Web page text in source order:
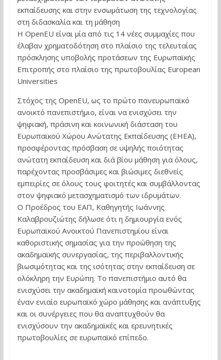
εκπαίδευσης και στην ενσωμάτωση της τεχνολογίας
στη διδασκαλία και τη μάθηση
Η OpenEU είναι μία από τις 14 νέες συμμαχίες που
έλαβαν χρηματοδότηση στο πλαίσιο της τελευταίας
πρόσκλησης υποβολής προτάσεων της Ευρωπαϊκής
Επιτροπής στο πλαίσιο της πρωτοβουλίας European
Universities
Στόχος της OpenEU, ως το πρώτο πανευρωπαϊκό
ανοικτό πανεπιστήμιο, είναι να ενισχύσει την
ψηφιακή, πράσινη και κοινωνική διάσταση του
Ευρωπαϊκού Χώρου Ανώτατης Εκπαίδευσης (EHEA),
προσφέροντας πρόσβαση σε υψηλής ποιότητας
ανώτατη εκπαίδευση και διά βίου μάθηση για όλους,
παρέχοντας προσβάσιμες και βιώσιμες διεθνείς
εμπειρίες σε όλους τους φοιτητές και συμβάλλοντας
στον ψηφιακό μετασχηματισμό των ιδρυμάτων.
Ο Προέδρος του ΕΑΠ, Καθηγητής Ιωάννης
Καλαβρουζιώτης δήλωσε ότι η δημιουργία ενός
Ευρωπαϊκού Ανοικτού Πανεπιστημίου είναι
καθοριστικής σημασίας για την προώθηση της
ακαδημαϊκής συνεργασίας, της περιβαλλοντικής
βιωσιμότητας και της ισότητας στην εκπαίδευση σε
ολόκληρη την Ευρώπη. Το πανεπιστήμιο αυτό θα
ενισχύσει την ακαδημαϊκή καινοτομία προωθώντας
έναν ενιαίο ευρωπαϊκό χώρο μάθησης και ανάπτυξης
και οι συνέργειες που θα αναπτυχθούν θα
ενισχύσουν την ακαδημαϊκές και ερευνητικές
πρωτοβουλίες σε ευρωπαϊκό επίπεδο.